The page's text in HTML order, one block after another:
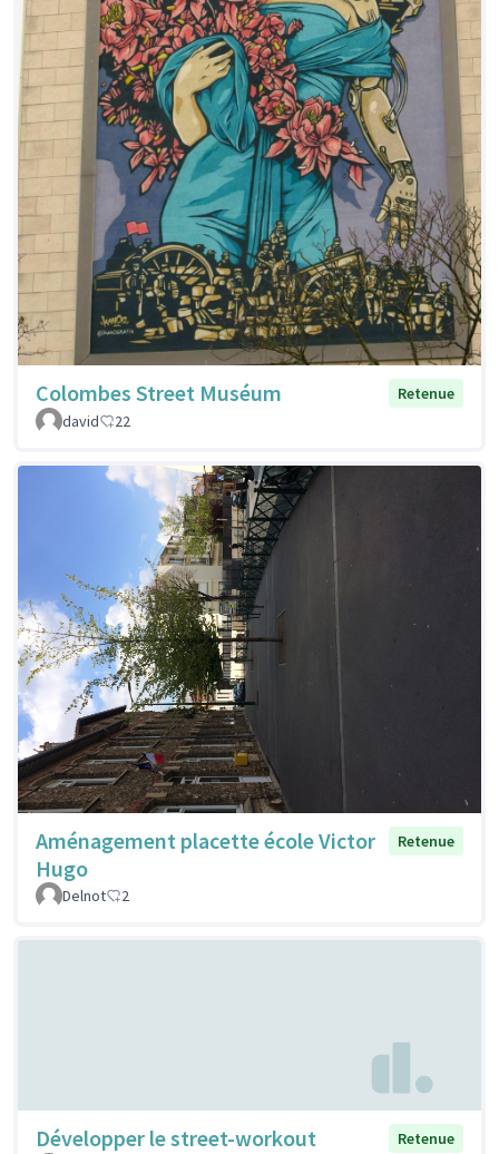
Colombes Street Muséum
Retenue
david
22
Aménagement placette école Victor
Hugo
Retenue
Delnot 2
Développer le street-workout
Retenue